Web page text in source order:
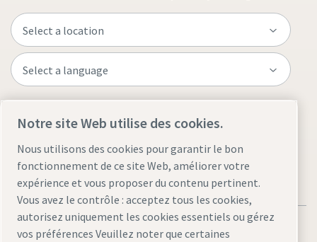
Notre site Web utilise des cookies.
Nous utilisons des cookies pour garantir le bon
fonctionnement de ce site Web, améliorer votre
expérience et vous proposer du contenu pertinent.
Vous avez le contrôle : acceptez tous les cookies,
autorisez uniquement les cookies essentiels ou gérez
vos préférences Veuillez noter que certaines